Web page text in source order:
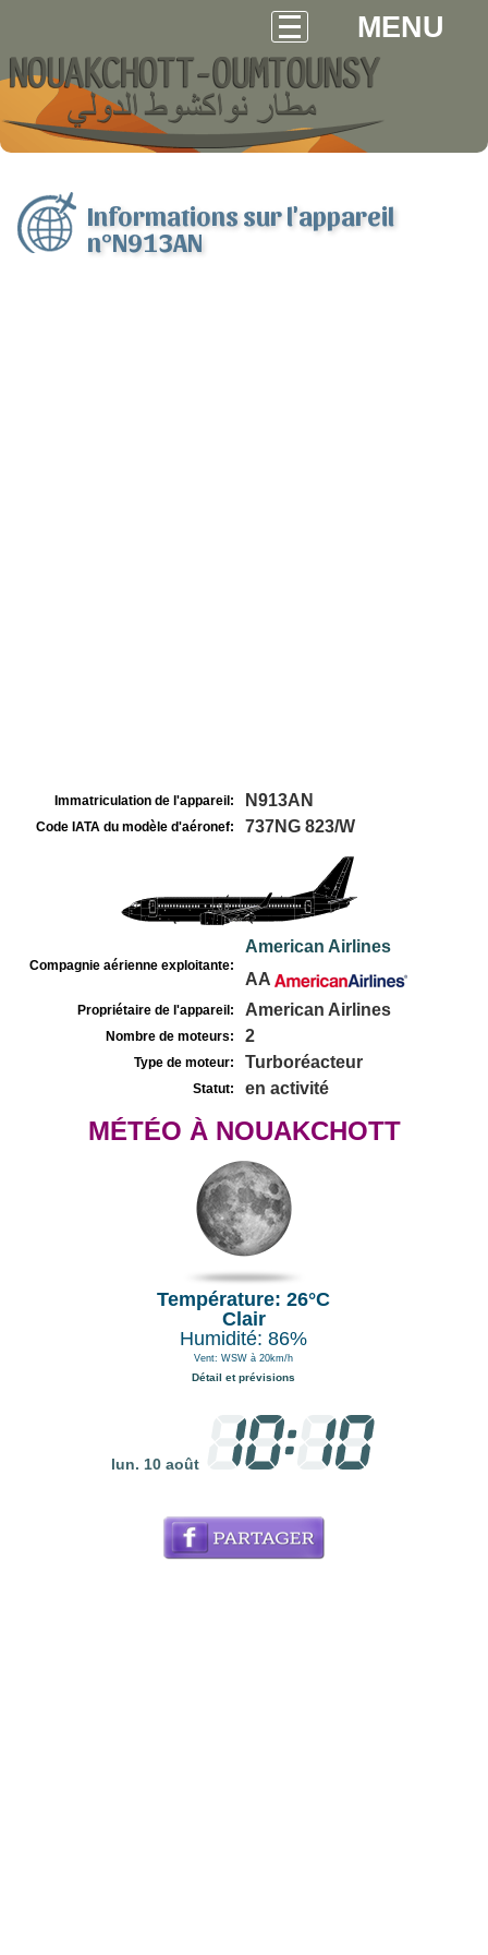
MENU
Informations sur l'appareil
n°N913AN
Immatriculation de l'appareil: N913AN
Code IATA du modèle d'aéronef: 737NG 823/W
Compagnie aérienne exploitante:
American Airlines
AA
Propriétaire de l'appareil: American Airlines
Nombre de moteurs: 2
Type de moteur: Turboréacteur
Statut: en activité
MÉTÉO À NOUAKCHOTT
Température: 26°C
Clair
Humidité: 86%
Vent: WSW à 20km/h
Détail et prévisions
lun. 10 août